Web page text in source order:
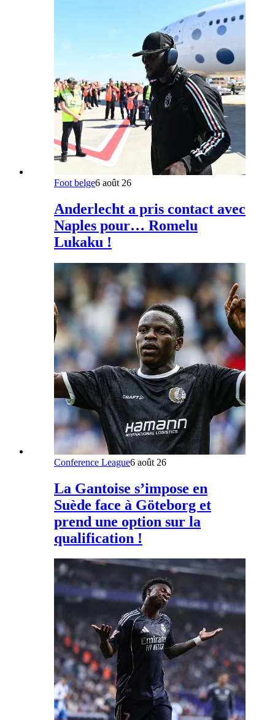
Foot belge6 août 26
Anderlecht a pris contact avec
Naples pour… Romelu
Lukaku !
Conference League6 août 26
La Gantoise s’impose en
Suède face à Göteborg et
prend une option sur la
qualification !